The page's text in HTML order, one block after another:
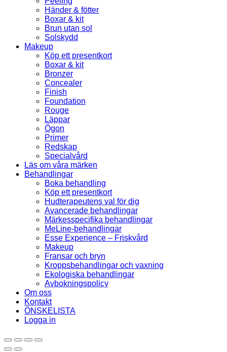
Händer & fötter
Boxar & kit
Brun utan sol
Solskydd
Makeup
Köp ett presentkort
Boxar & kit
Bronzer
Concealer
Finish
Foundation
Rouge
Läppar
Ögon
Primer
Redskap
Specialvård
Läs om våra märken
Behandlingar
Boka behandling
Köp ett presentkort
Hudterapeutens val för dig
Avancerade behandlingar
Märkesspecifika behandlingar
MeLine-behandlingar
Esse Experience – Friskvård
Makeup
Fransar och bryn
Kroppsbehandlingar och vaxning
Ekologiska behandlingar
Avbokningspolicy
Om oss
Kontakt
ÖNSKELISTA
Logga in